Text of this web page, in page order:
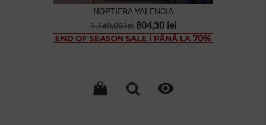
NOPTIERA VALENCIA
Pret
de
1.149,00 lei Pret
804,30 lei
